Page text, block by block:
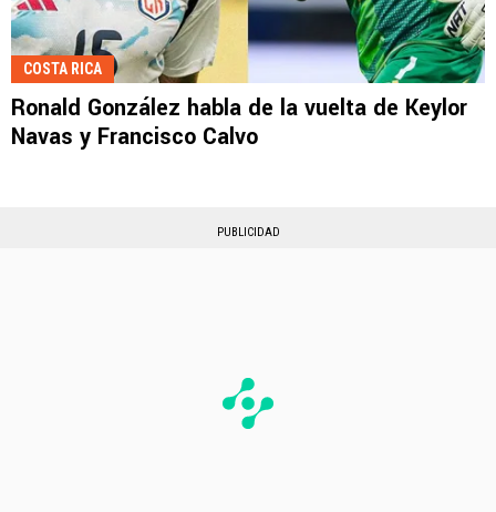
COSTA RICA
Ronald González habla de la vuelta de Keylor
Navas y Francisco Calvo
PUBLICIDAD